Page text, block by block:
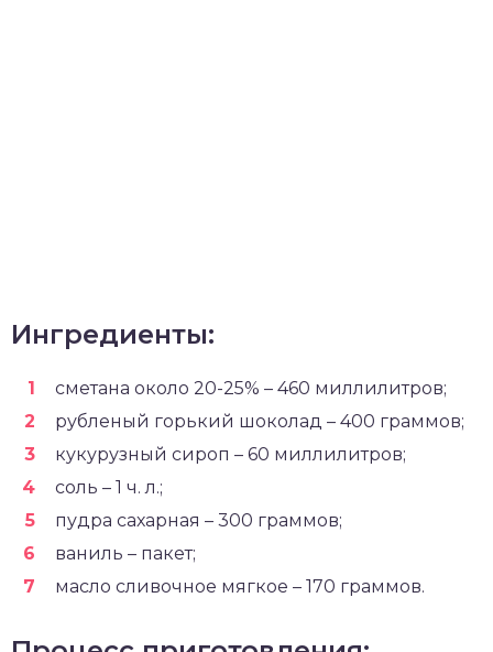
Ингредиенты:
сметана около 20-25% – 460 миллилитров;
рубленый горький шоколад – 400 граммов;
кукурузный сироп – 60 миллилитров;
соль – 1 ч. л.;
пудра сахарная – 300 граммов;
ваниль – пакет;
масло сливочное мягкое – 170 граммов.